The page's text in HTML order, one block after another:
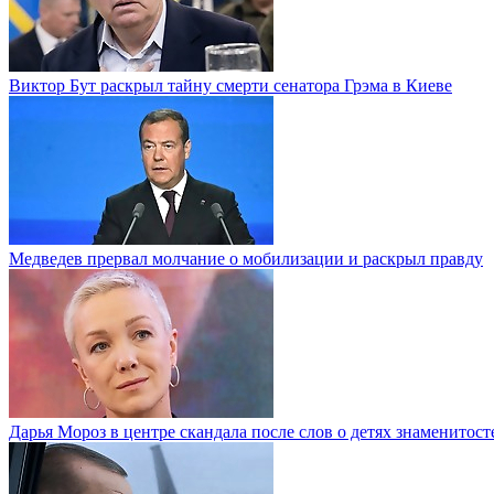
Виктор Бут раскрыл тайну смерти сенатора Грэма в Киеве
Медведев прервал молчание о мобилизации и раскрыл правду
Дарья Мороз в центре скандала после слов о детях